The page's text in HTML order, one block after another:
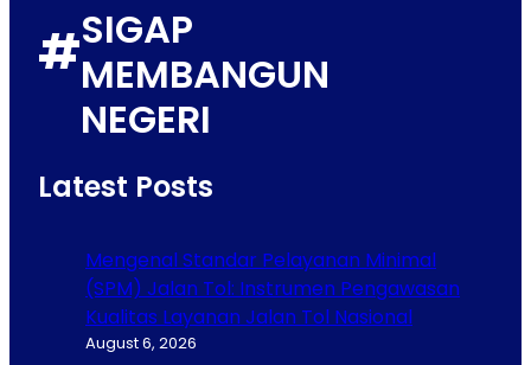
#SIGAP
MEMBANGUN
NEGERI
Latest Posts
Mengenal Standar Pelayanan Minimal
(SPM) Jalan Tol: Instrumen Pengawasan
Kualitas Layanan Jalan Tol Nasional
August 6, 2026